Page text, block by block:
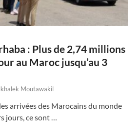
: Plus de 2,74 millions
au Maroc jusqu’au 3
Moutawakil
arrivées des Marocains du monde
jours, ce sont …